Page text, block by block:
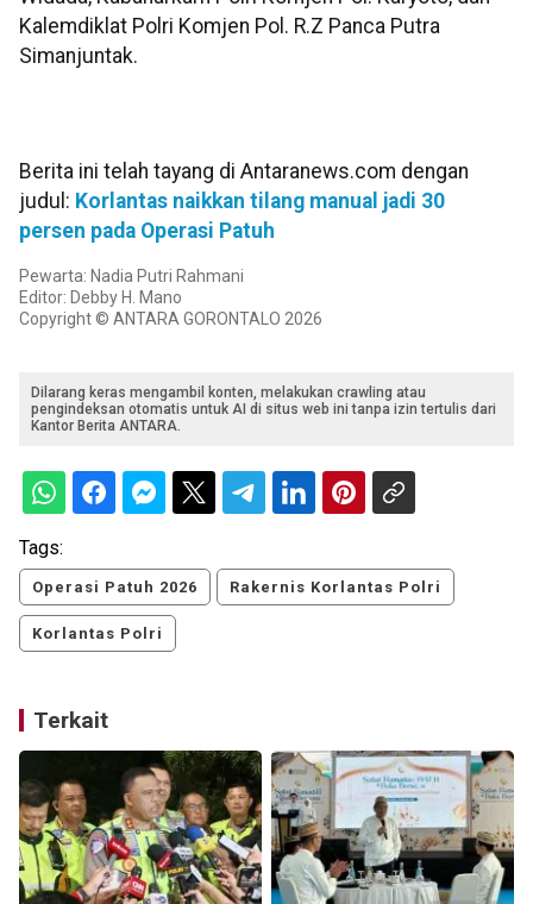
Kalemdiklat Polri Komjen Pol. R.Z Panca Putra
Simanjuntak.
Berita ini telah tayang di Antaranews.com dengan
judul: Korlantas naikkan tilang manual jadi 30
persen pada Operasi Patuh
Pewarta: Nadia Putri Rahmani
Editor: Debby H. Mano
Copyright © ANTARA GORONTALO 2026
Dilarang keras mengambil konten, melakukan crawling atau
pengindeksan otomatis untuk AI di situs web ini tanpa izin tertulis dari
Kantor Berita ANTARA.
Tags:
Operasi Patuh 2026 Rakernis Korlantas Polri
Korlantas Polri
Terkait